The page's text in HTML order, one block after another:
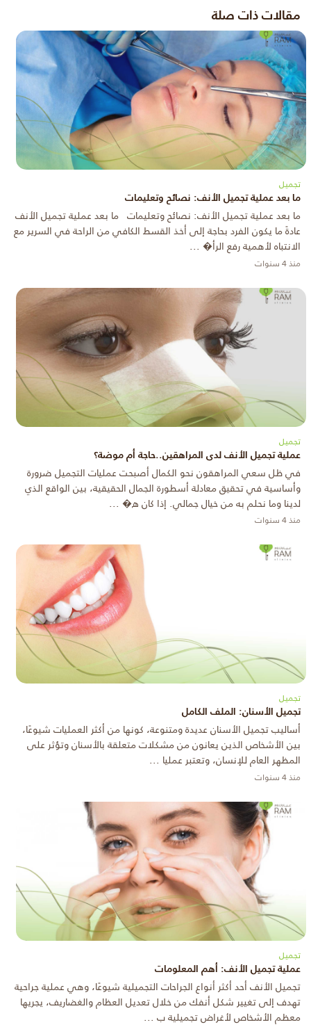
مقالات ذات صلة
تجميل
ما بعد عملية تجميل الأنف: نصائح وتعليمات
ما بعد عملية تجميل الأنف: نصائح وتعليمات ما بعد عملية تجميل الأنف
عادةً ما يكون الفرد بحاجة إلى أخذ القسط الكافي من الراحة في السرير مع
الانتباه لأهمية رفع الرأ� ...
منذ 4 سنوات
تجميل
عملية تجميل الأنف لدى المراهقين..حاجة أم موضة؟
في ظل سعي المراهقون نحو الكمال أصبحت عمليات التجميل ضرورة
وأساسية في تحقيق معادلة أسطورة الجمال الحقيقية، بين الواقع الذي
لدينا وما نحلم به من خيال جمالي. إذا كان ه� ...
منذ 4 سنوات
تجميل
تجميل الأسنان: الملف الكامل
أساليب تجميل الأسنان عديدة ومتنوعة، كونها من أكثر العمليات شيوعًا،
بين الأشخاص الذين يعانون من مشكلات متعلقة بالأسنان وتؤثر على
المظهر العام للإنسان، وتعتبر عمليا ...
منذ 4 سنوات
تجميل
عملية تجميل الأنف: أهم المعلومات
تجميل الأنف أحد أكثر أنواع الجراحات التجميلية شيوعًا، وهي عملية جراحية
تهدف إلى تغيير شكل أنفك من خلال تعديل العظام والغضاريف، يجريها
معظم الأشخاص لأغراض تجميلية ب ...